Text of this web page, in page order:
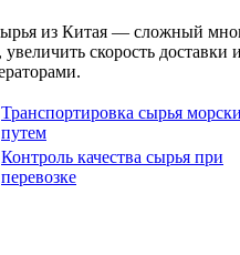
из Китая — сложный
скорость
Транспортировка сырья
путем
Контроль качества сырья при
перевозке